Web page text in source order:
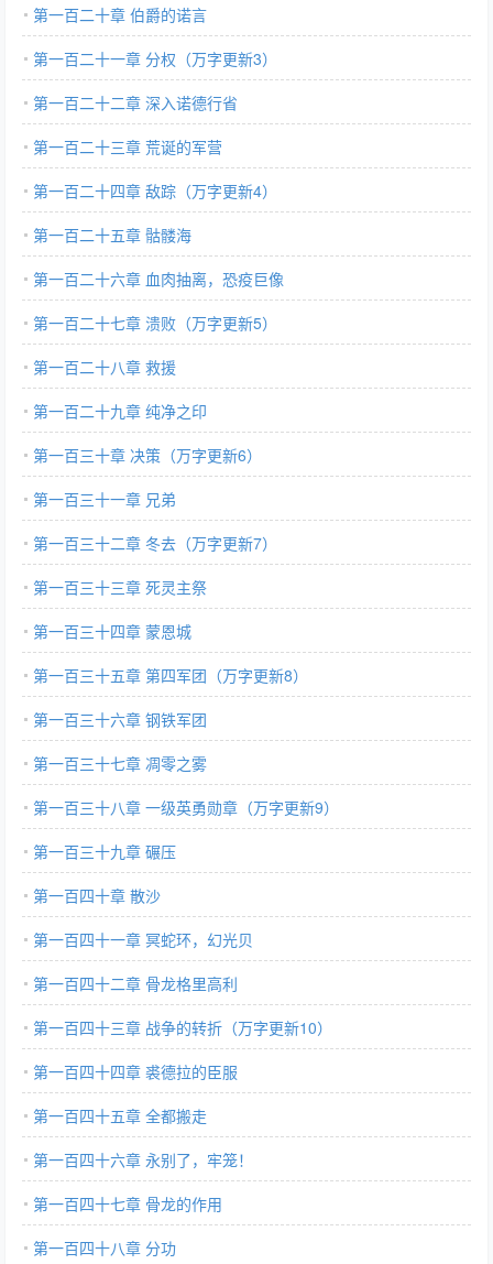
第一百二十章 伯爵的诺言
第一百二十一章 分权（万字更新3）
第一百二十二章 深入诺德行省
第一百二十三章 荒诞的军营
第一百二十四章 敌踪（万字更新4）
第一百二十五章 骷髅海
第一百二十六章 血肉抽离，恐疫巨像
第一百二十七章 溃败（万字更新5）
第一百二十八章 救援
第一百二十九章 纯净之印
第一百三十章 决策（万字更新6）
第一百三十一章 兄弟
第一百三十二章 冬去（万字更新7）
第一百三十三章 死灵主祭
第一百三十四章 蒙恩城
第一百三十五章 第四军团（万字更新8）
第一百三十六章 钢铁军团
第一百三十七章 凋零之雾
第一百三十八章 一级英勇勋章（万字更新9）
第一百三十九章 碾压
第一百四十章 散沙
第一百四十一章 冥蛇环，幻光贝
第一百四十二章 骨龙格里高利
第一百四十三章 战争的转折（万字更新10）
第一百四十四章 裘德拉的臣服
第一百四十五章 全都搬走
第一百四十六章 永别了，牢笼！
第一百四十七章 骨龙的作用
第一百四十八章 分功